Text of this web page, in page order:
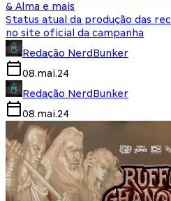
& Alma e mais
Status atual da produção das
no site oficial da campanha
Redação NerdBunker
08.mai.24
Redação NerdBunker
08.mai.24